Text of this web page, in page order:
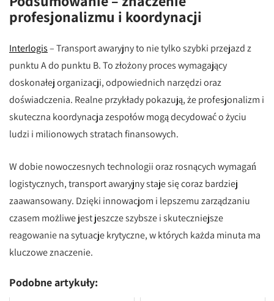
profesjonalizmu i koordynacji
Interlogis– Transport awaryjny to nie tylko szybki przejazd z
punktu A do punktu B. To złożony proces wymagający
doskonałej organizacji, odpowiednich narzędzi oraz
doświadczenia. Realne przykłady pokazują, że profesjonalizm i
skuteczna koordynacja zespołów mogą decydować o życiu
ludzi i milionowych stratach finansowych.
W dobie nowoczesnych technologii oraz rosnących wymagań
logistycznych, transport awaryjny staje się coraz bardziej
zaawansowany. Dzięki innowacjom i lepszemu zarządzaniu
czasem możliwe jest jeszcze szybsze i skuteczniejsze
reagowanie na sytuacje krytyczne, w których każda minuta ma
kluczowe znaczenie.
Podobne artykuły: